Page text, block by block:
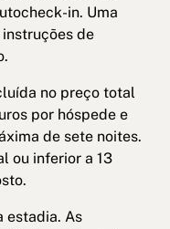
in. Uma
de
no preço total
por hóspede e
de sete noites.
ou inferior a 13
estadia. As